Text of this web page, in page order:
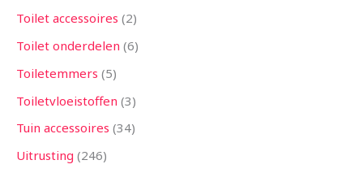
Toilet accessoires 2
Toilet onderdelen 6
Toiletemmers 5
Toiletvloeistoffen 3
Tuin accessoires 34
Uitrusting 246